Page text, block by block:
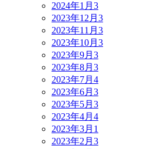
2024年1月 3
2023年12月 3
2023年11月 3
2023年10月 3
2023年9月 3
2023年8月 3
2023年7月 4
2023年6月 3
2023年5月 3
2023年4月 4
2023年3月 1
2023年2月 3